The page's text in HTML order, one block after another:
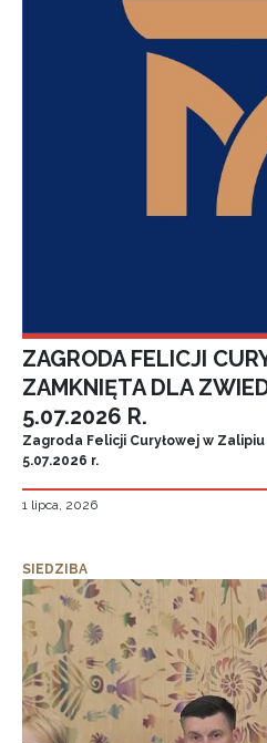
ZAGRODA FELICJI
ZAMKNIĘTA DLA
5.07.2026 R.
Zagroda Felicji Curyłowej w
5.07.2026 r.
1 lipca, 2026
SIEDZIBA